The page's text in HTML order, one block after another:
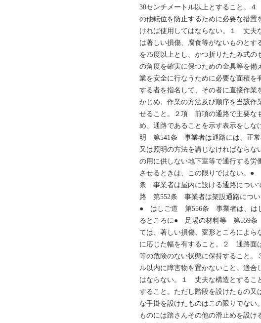
30センチメートル以上とすること。
の他転位を防止するために必要な措置
ければ使用してはならない。１ 丈
は著しい損傷、腐食等がないものと
を75度以上とし、かつ折りたたみ式の
の角度を確実に保つための金具等を
業を安全に行なうために必要な面積
する者を指名して、その者に直接作
かじめ、作業の方法及び順序を当該作
せること。２項 前項の通路で主要な
め、通路であることを示す表示をし
明 第541条 事業者は通路には、正常
又は照明の方法を講じなければならな
の用に供しない地下室等で通行する労
させるときは、この限りではない。
条 事業者は屋内に設ける通路につい
路 第552条 事業者は架設通路につい
● はしご道 第556条 事業者は、は
るところに● 足場の材料等 第559条
ては、著しい損傷、変形ところによ
に応じた幅を有すること。２ 通路面
等の危険のない状態に保持すること
ル以内に障害物を置かないこと。適合
はならない。１ 丈夫な構造とするこ
すること。ただし階段を設けたもの又
な手掛を設けたものはこの限りでな
ものには踏さんその他の滑止めを設